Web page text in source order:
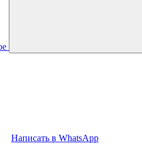
Написать в WhatsApp